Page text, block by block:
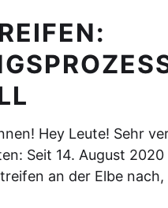
Hey Leute! Sehr
Seit 14. August
an der Elbe nach,